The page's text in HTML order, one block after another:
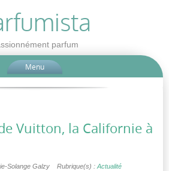
parfum
Menu
Vuitton, la Californie à
Solange Galzy Rubrique(s) :Actualité